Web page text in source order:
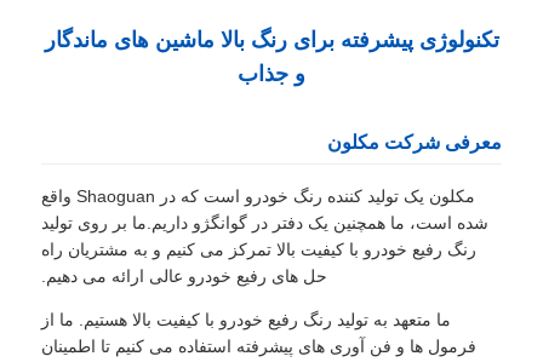
حفظ
خصوصی
تکنولوژی پیشرفته برای رنگ بالا ماشین های ماندگار
و جذاب
معرفی شرکت مکلون
مکلون یک تولید کننده رنگ خودرو است که در Shaoguan واقع
شده است، ما همچنین یک دفتر در گوانگژو داریم.ما بر روی تولید
رنگ رفیع خودرو با کیفیت بالا تمرکز می کنیم و به مشتریان راه
حل های رفیع خودرو عالی ارائه می دهیم.
ما متعهد به تولید رنگ رفیع خودرو با کیفیت بالا هستیم. ما از
فرمول ها و فن آوری های پیشرفته استفاده می کنیم تا اطمینان